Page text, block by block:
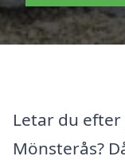
Letar du
Mönsterås?